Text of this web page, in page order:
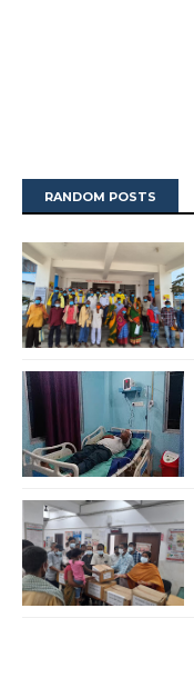
RANDOM POSTS